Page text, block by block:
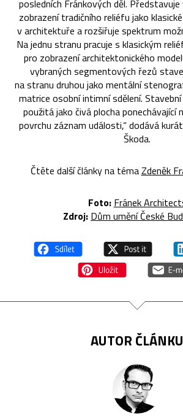
posledních Fránkových děl.
zobrazení tradičního reliéfu jako
v architektuře a rozšiřuje spektrum
Na jednu stranu pracuje s klasickým
pro zobrazení architektonického
vybraných segmentových řezů
na stranu druhou jako mentální
matrice osobní intimní sdělení.
použitá jako čivá plocha ponechávající
povrchu záznam události,“ dodává
Škoda.
Čtěte další články na témaZdeněk
Foto: Fránek
Zdroj: Dům umění České
AUTOR ČLÁNKU